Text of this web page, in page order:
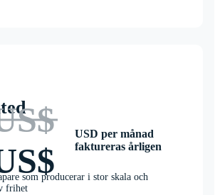
USD per månad
faktureras årligen
som producerar i stor skala och
frihet